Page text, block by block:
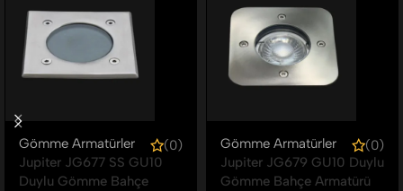
Gömme Armatürler
(0)
Jupiter JG677 SS GU10
Duylu Gömme Bahçe
Gömme Armatürler
(0)
Jupiter JG679 GU10 Duylu
Gömme Bahçe Armatürü